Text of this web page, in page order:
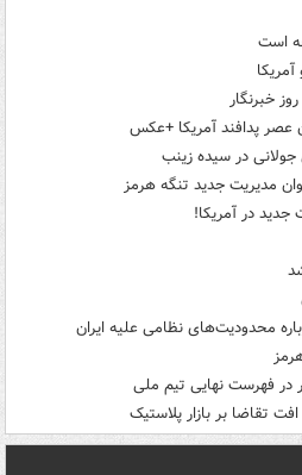
است
خبرنگار
در سیده زینب
مدیریت جدید تنگه هرمز
در آمریکا!
محدودیت‌های نظامی علیه ایران
تقاضا بر بازار پلاستیک